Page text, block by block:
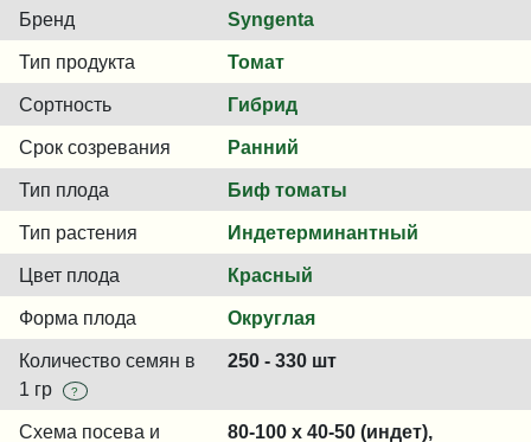
Бренд Syngenta
Тип продукта Томат
Сортность Гибрид
Срок созревания Ранний
Тип плода Биф томаты
Тип растения Индетерминантный
Цвет плода Красный
Форма плода Округлая
Количество семян в
1 гр
?
250 - 330 шт
Схема посева и
80-100 x 40-50 (индет),